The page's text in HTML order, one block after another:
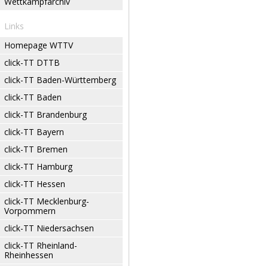
Links
Homepage WTTV
click-TT DTTB
click-TT Baden-Württemberg
click-TT Baden
click-TT Brandenburg
click-TT Bayern
click-TT Bremen
click-TT Hamburg
click-TT Hessen
click-TT Mecklenburg-
Vorpommern
click-TT Niedersachsen
click-TT Rheinland-
Rheinhessen